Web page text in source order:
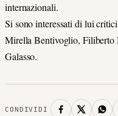
internazionali.
Si sono interessati di lui
Mirella Bentivoglio, Filiberto
Galasso.
CONDIVIDI